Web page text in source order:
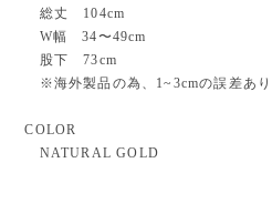
総丈 104cm
W幅 34〜49cm
股下 73cm
※海外製品の為、1~3cmの誤差あり
COLOR
NATURAL GOLD